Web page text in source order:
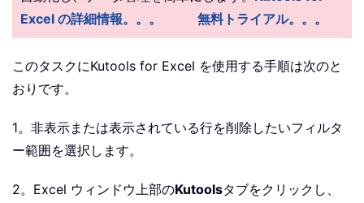
Excel の詳細情報。。。
無料トライアル。。。
このタスクにKutools for Excel を使用する手順は次のと
おりです。
1。非表示または表示されている行を削除したいフィルタ
ー範囲を選択します。
2。Excel ウィンドウ上部のKutoolsタブをクリックし、